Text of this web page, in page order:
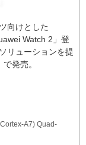
向けとした
Watch 2」登
リューションを提
発売。
A7) Quad-